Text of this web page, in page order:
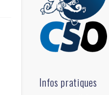
Infos pratiques